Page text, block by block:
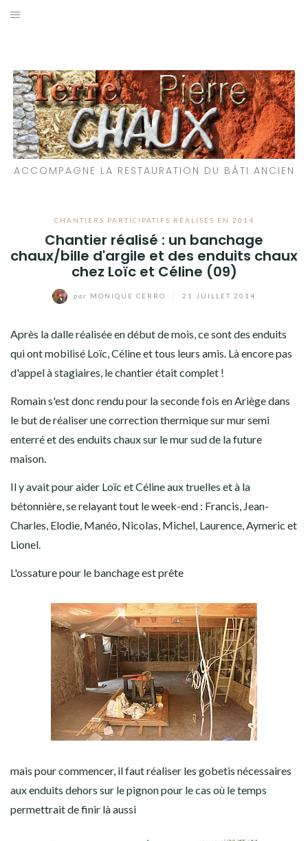
Aller
ACCOMPAGNE LA RESTAURATION DU BÂTI ANCIEN
CHANTIERS PARTICIPATIFS RÉALISÉS EN 2014
Chantier réalisé : un banchage
chaux/bille d'argile et des enduits chaux
chez Loïc et Céline (09)
par MONIQUE CERRO 21 JUILLET 2014
Après la dalle réalisée en début de mois, ce sont des enduits
qui ont mobilisé Loïc, Céline et tous leurs amis. Là encore pas
d'appel à stagiaires, le chantier était complet !
Romain s'est donc rendu pour la seconde fois en Ariège dans
le but de réaliser une correction thermique sur mur semi
enterré et des enduits chaux sur le mur sud de la future
maison.
Il y avait pour aider Loïc et Céline aux truelles et à la
bétonnière, se relayant tout le week-end : Francis, Jean-
Charles, Elodie, Manéo, Nicolas, Michel, Laurence, Aymeric et
Lionel.
L'ossature pour le banchage est prête
mais pour commencer, il faut réaliser les gobetis nécessaires
aux enduits dehors sur le pignon pour le cas où le temps
permettrait de finir là aussi
PARTICIPATIFS
CHANTIERS RÉALISÉS
QUE PROPOSONS-NOUS ?